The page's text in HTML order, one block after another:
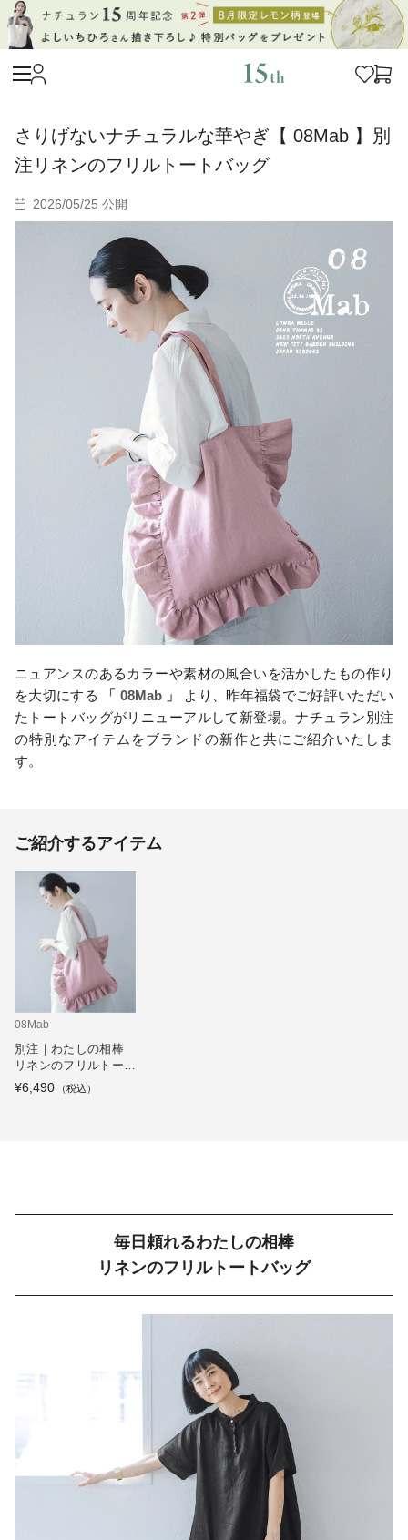
さりげないナチュラルな華やぎ【 08Mab 】別
注リネンのフリルトートバッグ
2026/05/25 公開
ニュアンスのあるカラーや素材の風合いを活かしたもの作り
を大切にする
「 08Mab 」
より、昨年福袋でご好評いただい
たトートバッグがリニューアルして新登場。ナチュラン別注
の特別なアイテムをブランドの新作と共にご紹介いたしま
す。
ご紹介するアイテム
08Mab
別注｜わたしの相棒
リネンのフリルトート
バッグ
¥6,490
毎日頼れるわたしの相棒
リネンのフリルトートバッグ